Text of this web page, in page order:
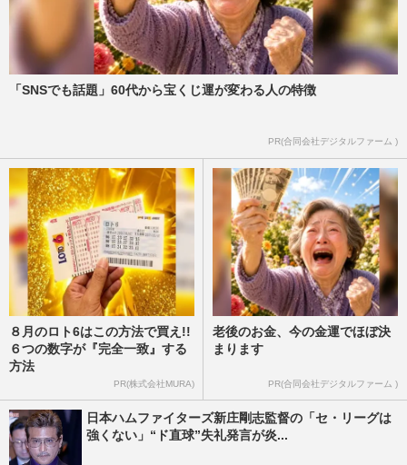
「SNSでも話題」60代から宝くじ運が変わる人の特徴
PR(合同会社デジタルファーム )
８月のロト6はこの方法で買え!!
６つの数字が『完全一致』する
方法
PR(株式会社MURA)
老後のお金、今の金運でほぼ決
まります
PR(合同会社デジタルファーム )
日本ハムファイターズ新庄剛志監督の「セ・リーグは
強くない」“ド直球”失礼発言が炎...